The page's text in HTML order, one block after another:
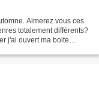
Aimerez vous ces
totalement différents?
j'ai ouvert ma boite